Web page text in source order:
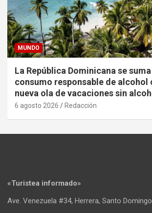
MUNDO
La República Dominicana se
consumo responsable de alcohol
nueva ola de vacaciones sin
6 agosto 2026 Redacción
«Turistea informado»
Ave. Venezuela #34, Herrera, Santo Domingo